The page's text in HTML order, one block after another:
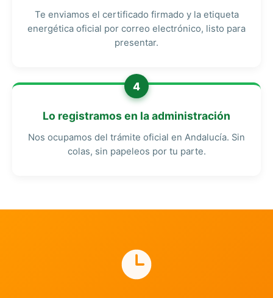
Te enviamos el certificado firmado y la etiqueta
energética oficial por correo electrónico, listo para
presentar.
4
Lo registramos en la administración
Nos ocupamos del trámite oficial en Andalucía. Sin
colas, sin papeleos por tu parte.